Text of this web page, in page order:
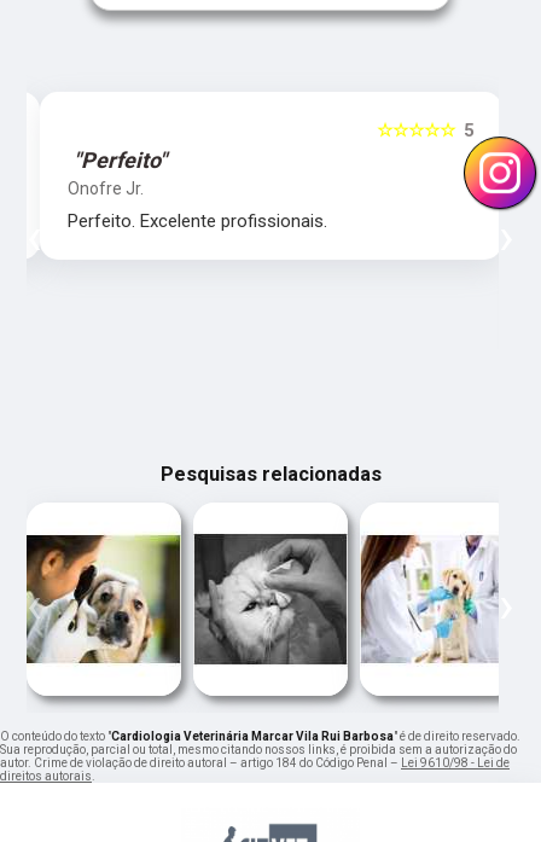
5
☆☆☆☆☆
"Perfeito"
Onofre Jr.
Perfeito. Excelente profissionais.
‹
Pesquisas relacionadas
‹ ›
O conteúdo do texto "Cardiologia Veterinária Marcar Vila Rui Barbosa" é de direito reservado.
Sua reprodução, parcial ou total, mesmo citando nossos links, é proibida sem a autorização do
autor. Crime de violação de direito autoral – artigo 184 do Código Penal –
Lei 9610/98 - Lei de
direitos autorais